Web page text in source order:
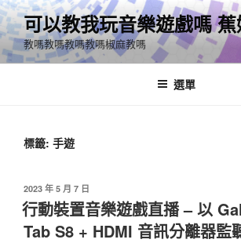
跳
至
主
要
可以教我玩音樂遊戲嗎
教嗎教嗎教嗎教嗎椒麻教嗎
選單
標籤: 手遊
發
佈
於
2023 年 5 月 7 日
行動裝置音樂遊戲直播 – 以
Tab S8 + HDMI 音訊分離器監